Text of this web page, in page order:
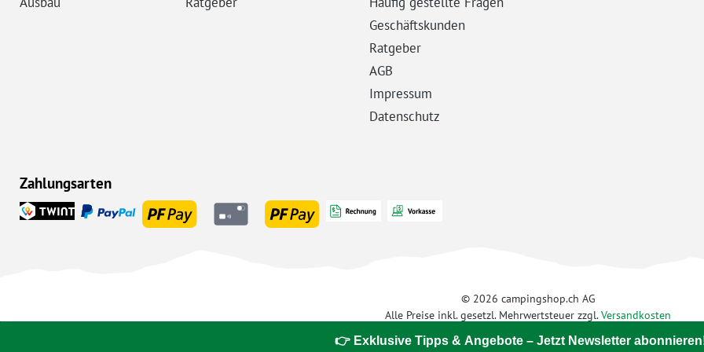
Geschäftskunden
Ratgeber
AGB
Impressum
Datenschutz
Zahlungsarten
© 2026 campingshop.ch AG
Alle Preise inkl. gesetzl. Mehrwertsteuer zzgl.Versandkosten
👉 Exklusive Tipps & Angebote – Jetzt Newsletter